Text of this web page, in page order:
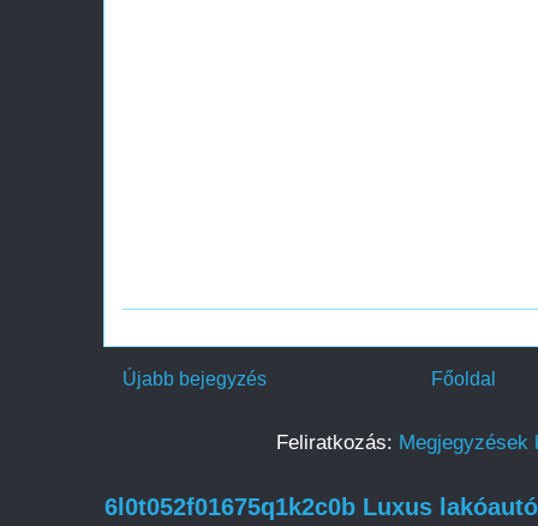
Újabb bejegyzés Főoldal
Feliratkozás: Megjegyzések
6l0t052f01675q1k2c0b Luxus